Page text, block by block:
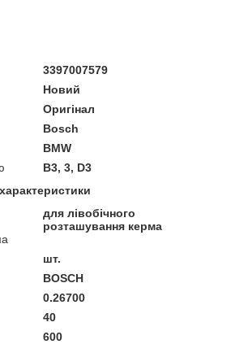
3397007579
Новий
Оригінал
Bosch
BMW
B3, 3, D3
для лівобічного
розташування керма
шт.
BOSCH
0.26700
40
600